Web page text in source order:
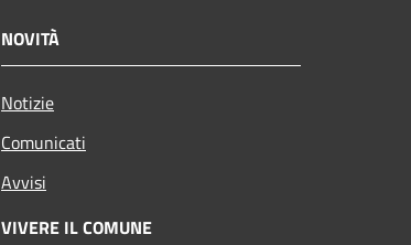
NOVITÀ
Notizie
Comunicati
Avvisi
VIVERE IL COMUNE